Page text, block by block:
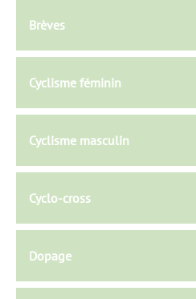
Brèves
Cyclisme féminin
Cyclisme masculin
Cyclo-cross
Dopage